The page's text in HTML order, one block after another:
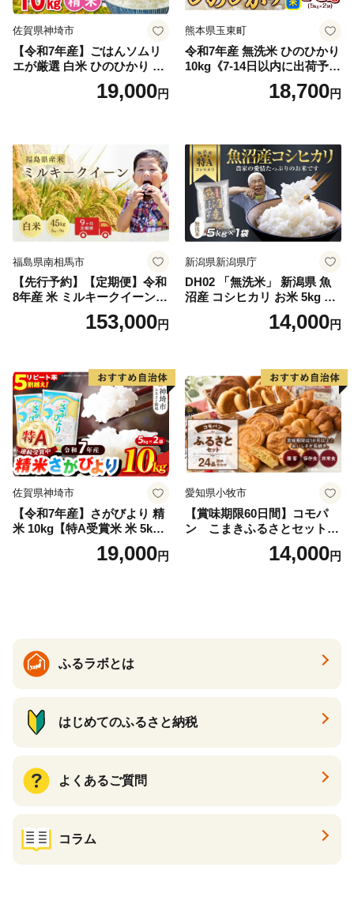
佐賀県神埼市
【令和7年産】ごはんソムリ
エが厳選 白米 ひのひかり 10
米 10kg 5kg×2 ひのひかり ブ
19,000円
熊本県玉東町
令和7年産 無洗米 ひのひかり
10kg《7-14日以内に出荷予定
(土日祝除く)》コメ 米 無洗米
令和7年産 高レビュー｜人気
18,700円
福島県南相馬市
【先行予約】【定期便】令和
8年産 米 ミルキークイーン
白米 45kg (5kg×9回) | ミルキ
ークイーン 米5kg 福島 福島
福島県 南相馬市 cu006-ae
153,000円
新潟県新潟県庁
DH02 「無洗米」 新潟県 魚
沼産 コシヒカリ お米 5kg こ
しひかり 精米 米（お米の美
味しい炊き方ガイド付き）
14,000円
佐賀県神埼市
【令和7年産】さがびより 精
米 10kg【特A受賞米 米 5kg×
2袋 お米 コメ こめ 国産 美味
しい ブランド米 人気 ランキ
19,000円
愛知県小牧市
【賞味期限60日間】コモパ
ン こまきふるさとセット
（24個入り）／災害用備蓄
保存食 非常食 防災グッズに
14,000円
ふるラボとは
はじめてのふるさと納税
よくあるご質問
コラム